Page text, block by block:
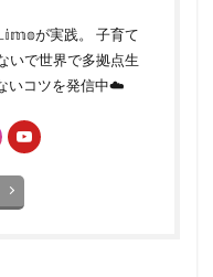
が実践。 子育て
いで世界で多拠点生
いコツを発信中☁️